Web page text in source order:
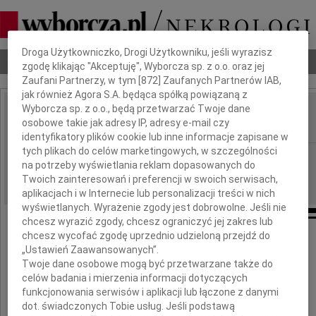
Nekrologi Odeszli Poradnik pogrzebowy
IMIĘ I NAZWISKO: Zygfryd Skrzypek
REGION: Katowice
DATA EMISJI: 04.07.2019
Z głębokim smutkiem żegnamy
Zygfryda Skrzypka
Dbamy o Twoją prywatność
Droga Użytkowniczko, Drogi Użytkowniku, jeśli wyrazisz
zgodę klikając "Akceptuję", Wyborcza sp. z o.o. oraz jej
Zaufani Partnerzy, w tym [872 ] Zaufanych Partnerów IAB,
jak również Agora S.A. będąca spółką powiązaną z
Wyborcza sp. z o.o., będą przetwarzać Twoje dane
osobowe takie jak adresy IP, adresy e-mail czy
identyfikatory plików cookie lub inne informacje zapisane w
tych plikach do celów marketingowych, w szczególności
na potrzeby wyświetlania reklam dopasowanych do
Twoich zainteresowań i preferencji w swoich serwisach,
aplikacjach i w Internecie lub personalizacji treści w nich
wyświetlanych. Wyrażenie zgody jest dobrowolne. Jeśli nie
chcesz wyrazić zgody, chcesz ograniczyć jej zakres lub
chcesz wycofać zgodę uprzednio udzieloną przejdź do
„Ustawień Zaawansowanych”.
Twoje dane osobowe mogą być przetwarzane także do
celów badania i mierzenia informacji dotyczących
funkcjonowania serwisów i aplikacji lub łączone z danymi
dot. świadczonych Tobie usług. Jeśli podstawą